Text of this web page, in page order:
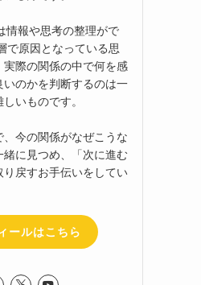
情報や思考の整理がで
で原因となっている思
際の関係の中で何を感
いのかを判断するのは一
いものです。
今の関係がなぜこうな
緒に見つめ、「次に進む
戻すお手伝いをしてい
ールはこちら